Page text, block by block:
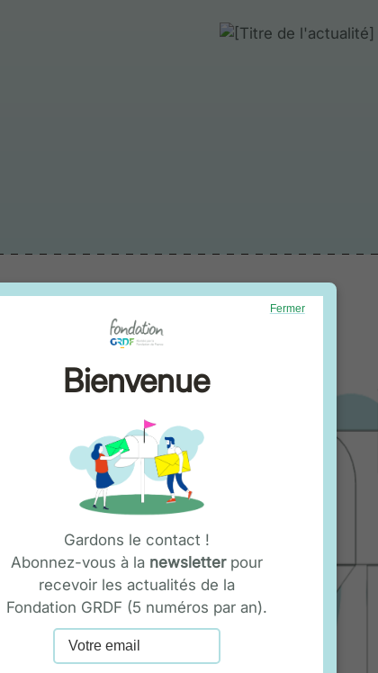
Fermer
Bienvenue
Gardons le contact !
Abonnez-vous à la newsletterpour
recevoir les actualités de la
Fondation GRDF (5 numéros par an).